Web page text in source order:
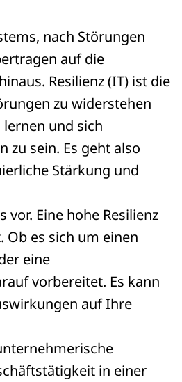
nach Störungen
auf die
Resilienz (IT) ist die
zu widerstehen
und sich
zu sein. Es geht also
Stärkung und
Eine hohe Resilienz
Ob es sich um einen
eine
vorbereitet. Es kann
auf Ihre
in einer